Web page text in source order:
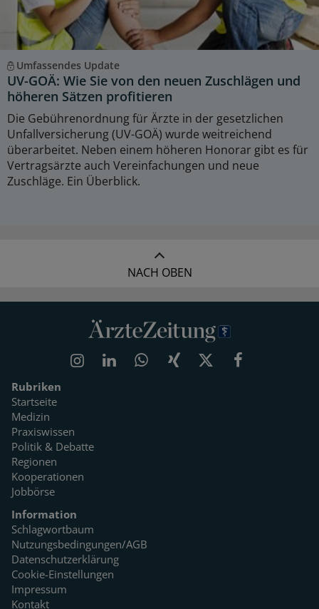
Umfassendes Update
UV-GOÄ: Wie Sie von den neuen Zuschlägen und
höheren Sätzen profitieren
Die Gebührenordnung für Ärzte in der gesetzlichen
Unfallversicherung (UV-GOÄ) wurde weitreichend
überarbeitet. Neben einem höheren Honorar gibt es für
Vertragsärzte auch Vereinfachungen und neue
Zuschläge. Ein Überblick.
NACH OBEN
Rubriken
Startseite
Medizin
Praxiswissen
Politik & Debatte
Regionen
Kooperationen
Jobbörse
Information
Schlagwortbaum
Nutzungsbedingungen/AGB
Datenschutzerklärung
Cookie-Einstellungen
Impressum
Kontakt